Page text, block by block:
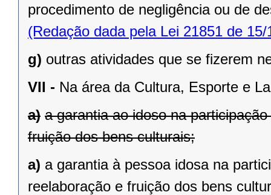
procedimento de negligência ou de
(Redação dada pela Lei 21851 de 15/
g) outras atividades que se fizerem
VII - Na área da Cultura, Esporte e
a) a garantia ao idoso na
fruição dos bens culturais;
a) a garantia à pessoa idosa na
reelaboração e fruição dos bens